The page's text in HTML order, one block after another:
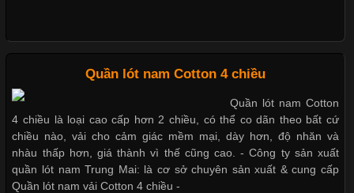
Vải Lycra Là Gì? Chất Liệu Co Giãn Được Ưa Chuộng Trong
Ngành May Mặc Trong ngành thời trang hiện đại, các loại vải có
khả năng co giãn tốt ngày càng được ưa chuộng nhằm mang lại
cảm giác thoải mái cho người mặc. Trong đó, vải Lycra là một
trong những chất liệu nổi bật nhờ độ đàn hồi cao,
thông dụng hiện nay
Bộ sưu tập quần lót nam Boxer
TpHCM
Quần lót nam Cotton 4 chiều
Quần lót nam Cotton
4 chiều là loại cao cấp hơn 2 chiều, có thể co dãn theo bất cứ
chiều nào, vải cho cảm giác mềm mại, dày hơn, độ nhăn và
nhàu thấp hơn, giá thành vì thế cũng cao. - Công ty sản xuất
quần lót nam Trung Mai: là cơ sở chuyên sản xuất & cung cấp
Quần lót nam vải Cotton 4 chiều -